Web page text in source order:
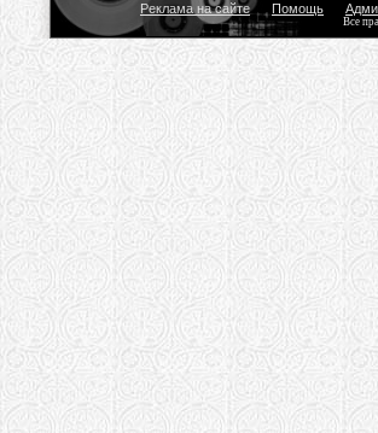
Реклама на сайте Помощь
Все